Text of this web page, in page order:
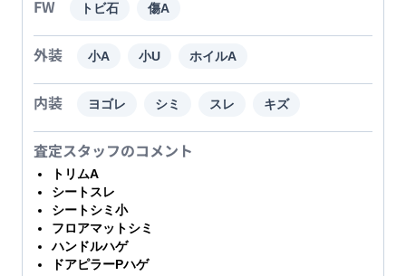
FW トビ石 傷A
外装 小A 小U ホイルA
内装 ヨゴレ シミ スレ キズ
査定スタッフのコメント
トリムA
シートスレ
シートシミ小
フロアマットシミ
ハンドルハゲ
ドアピラーPハゲ